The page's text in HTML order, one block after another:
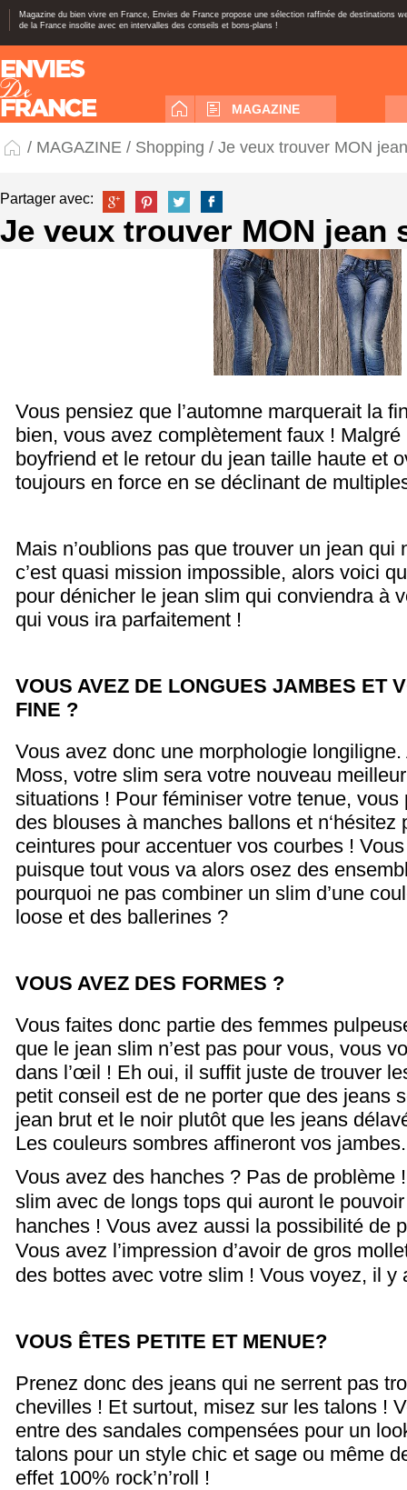
Magazine du bien vivre en France, Envies de France propose une sélection raffinée de destinations
de la France insolite avec en intervalles des conseils et bons-plans !
MAGAZINE
/ MAGAZINE / Shopping / Je veux trouver MON
Partager avec:
Je veux trouver MON jean
Vous pensiez que l’automne marquerait la
bien, vous avez complètement faux !
boyfriend et le retour du jean taille haute et
toujours en force en se déclinant de
Mais n’oublions pas que trouver un jean qui
c’est quasi mission impossible, alors voici
pour dénicher le jean slim qui conviendra à
qui vous ira parfaitement !
VOUS AVEZ DE LONGUES JAMBES ET
FINE ?
Vous avez donc une morphologie longiligne.
Moss, votre slim sera votre nouveau
situations ! Pour féminiser votre tenue, vous
des blouses à manches ballons et n‘hésitez
ceintures pour accentuer vos courbes !
puisque tout vous va alors osez des
pourquoi ne pas combiner un slim d’une
loose et des ballerines ?
VOUS AVEZ DES FORMES ?
Vous faites donc partie des femmes
que le jean slim n’est pas pour vous, vous
dans l’œil ! Eh oui, il suffit juste de trouver
petit conseil est de ne porter que des jeans
jean brut et le noir plutôt que les jeans
Les couleurs sombres affineront vos jambes.
Vous avez des hanches ? Pas de problème
slim avec de longs tops qui auront le
hanches ! Vous avez aussi la possibilité de
Vous avez l’impression d’avoir de gros
des bottes avec votre slim ! Vous voyez, il y
VOUS ÊTES PETITE ET MENUE?
Prenez donc des jeans qui ne serrent pas
chevilles ! Et surtout, misez sur les talons !
entre des sandales compensées pour un
talons pour un style chic et sage ou même
effet 100% rock’n’roll !